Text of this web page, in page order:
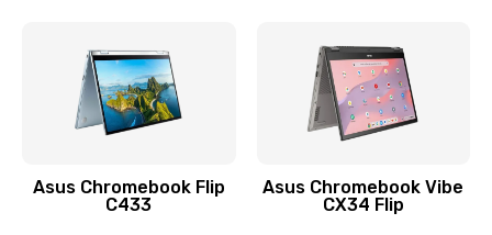
Замена кнопки Home (домой)
Заказать
Asus Chromebook Flip
C433
Asus Chromebook Vibe
CX34 Flip